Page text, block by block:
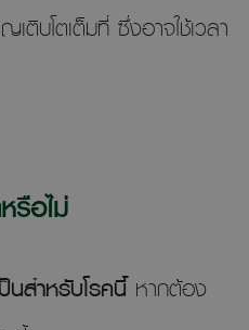
เติบโตเต็มที่ ซึ่งอาจใช้เวลา
รือไม่
นสำหรับโรคนี้หากต้อง